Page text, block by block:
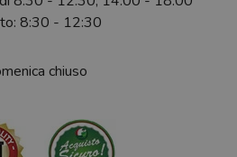
8:30 - 12:30
chiuso